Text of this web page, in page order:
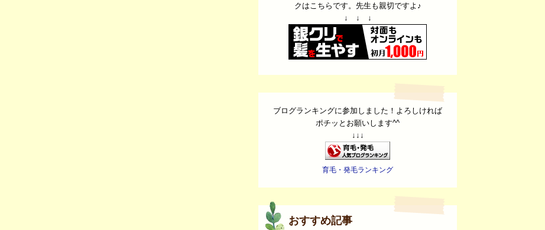
クはこちらです。先生も親切ですよ♪
↓ ↓ ↓
ブログランキングに参加しました！よろしければ
ポチッとお願いします^^
↓↓↓
育毛・発毛ランキング
おすすめ記事